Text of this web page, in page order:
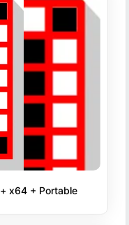
x64 + Portable